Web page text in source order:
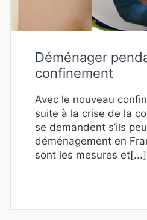
Déménager
confinement
Avec le nouveau
suite à la crise de la
se demandent s’ils
déménagement en
sont les mesures et[...]